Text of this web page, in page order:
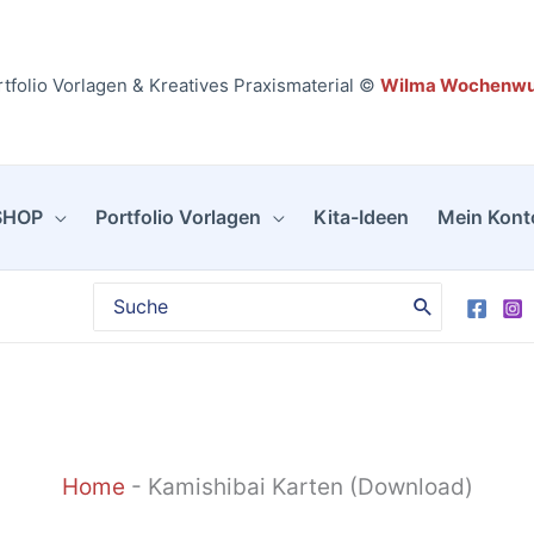
Vorlagen & Kreatives Praxismaterial © Wilma
Portfolio Vorlagen Kita-Ideen Mein
Search
for:
Home - Kamishibai Karten (Download)